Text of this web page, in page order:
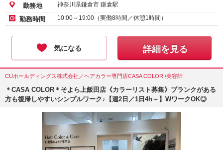
勤務地 神奈川県鎌倉市 鎌倉駅
勤務時間 10:00～19:00（実働8時間／休憩1時間）
気になる 詳細を見る
CUホールディングス株式会社／ヘアカラー専門店CASA COLOR /美容師
＊CASA COLOR＊そよら上飯田店《カラーリスト募集》ブランクがある
方も復帰しやすいシンプルワーク♪【週2日／1日4h～】WワークOK◎